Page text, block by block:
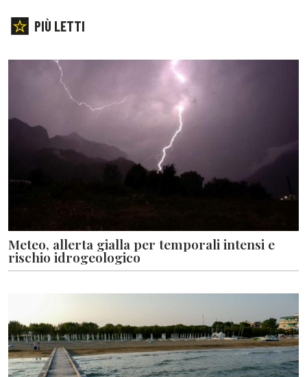
PIÙ LETTI
Meteo, allerta gialla per temporali intensi e
rischio idrogeologico